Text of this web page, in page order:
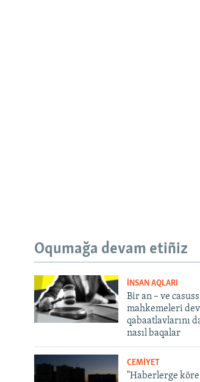
Oqumağa devam etiñiz
İNSAN AQLARI
Bir an – ve
mahkemeleri
qabaatlavlarını
nasıl baqalar
CEMİYET
"Haberlerge